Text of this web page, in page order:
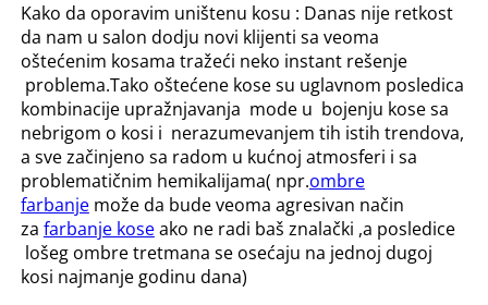
Kako da oporavim uništenu kosu : Danas nije retkost
da nam u salon dodju novi klijenti sa veoma
oštećenim kosama tražeći neko instant rešenje
problema.Tako oštećene kose su uglavnom posledica
kombinacije upražnjavanja mode u bojenju kose sa
nebrigom o kosi i nerazumevanjem tih istih trendova,
a sve začinjeno sa radom u kućnoj atmosferi i sa
problematičnim hemikalijama( npr.ombre
farbanjemože da bude veoma agresivan način
za farbanje koseako ne radi baš znalački ,a posledice
lošeg ombre tretmana se osećaju na jednoj dugoj
kosi najmanje godinu dana)